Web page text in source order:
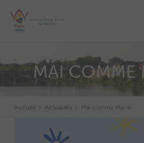
MAI COMME
Accueil Actualités Mai comme Marie